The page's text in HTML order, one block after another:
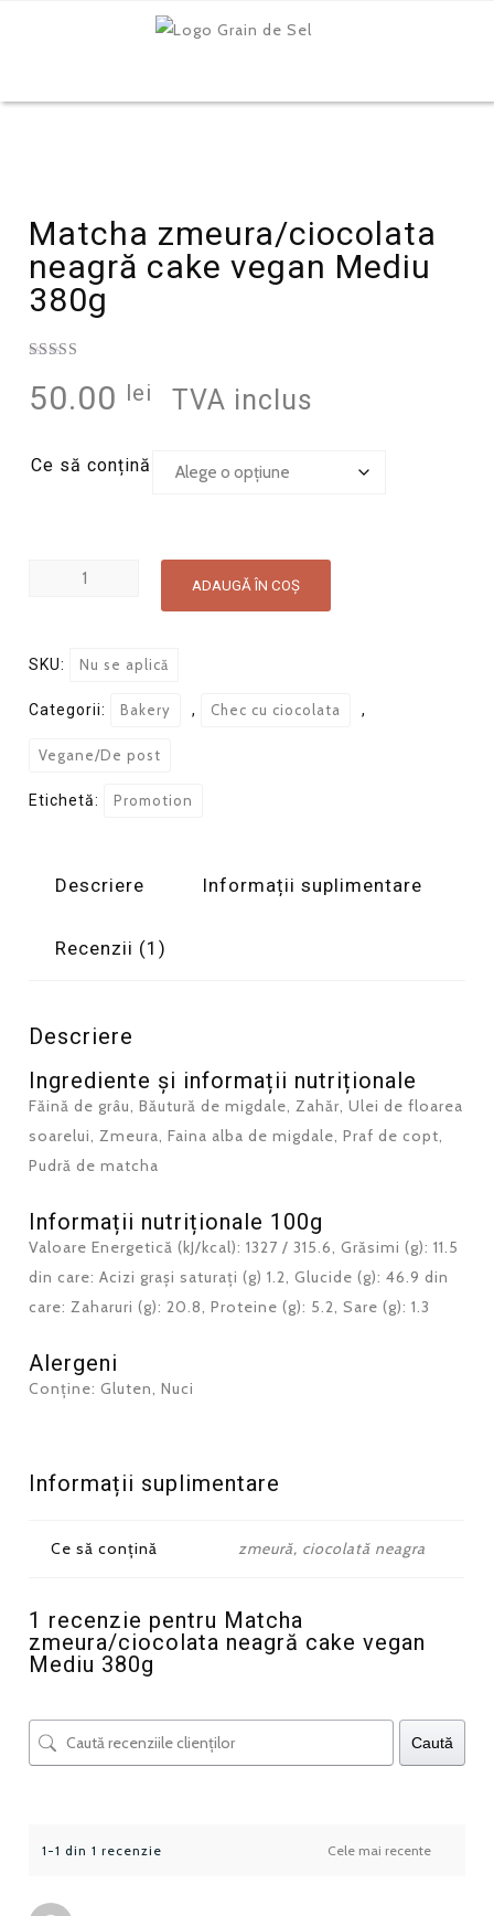
Matcha zmeura/ciocolata
neagră cake vegan Mediu
380g
5.00din 5
pe baza
evaluări
50.00 lei TVA inclus
Ce să conțină
Cantitate
neagră
vegan
Mediu
ADAUGĂ ÎN COȘ
SKU: Nu se aplică
Categorii: Bakery , Chec cu ciocolata ,
Vegane/De post
Etichetă: Promotion
Descriere Informații suplimentare
Recenzii (1)
Descriere
Ingrediente și informații nutriționale
Făină de grâu, Băutură de migdale, Zahăr, Ulei de floarea
soarelui, Zmeura, Faina alba de migdale, Praf de copt,
Pudră de matcha
Informații nutriționale 100g
Valoare Energetică (kJ/kcal): 1327 / 315.6, Grăsimi (g): 11.5
din care: Acizi grași saturați (g) 1.2, Glucide (g): 46.9 din
care: Zaharuri (g): 20.8, Proteine (g): 5.2, Sare (g): 1.3
Alergeni
Conține: Gluten, Nuci
Informații suplimentare
Ce să conțină zmeură, ciocolată neagra
1 recenzie pentru Matcha
zmeura/ciocolata neagră cake vegan
Mediu 380g
Caută
1-1 din 1 recenzie